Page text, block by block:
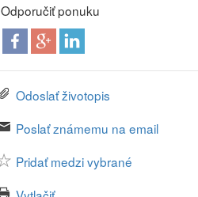
Odporučiť ponuku
Odoslať životopis
Poslať známemu na email
Pridať medzi vybrané